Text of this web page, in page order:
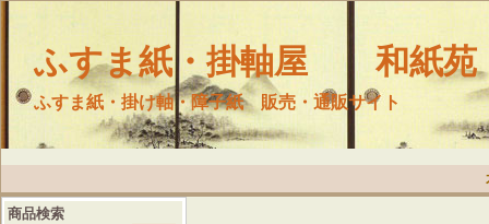
ふすま紙・掛軸屋 和紙苑
ふすま紙・掛け軸・障子紙 販売・通販サイト
商品検索